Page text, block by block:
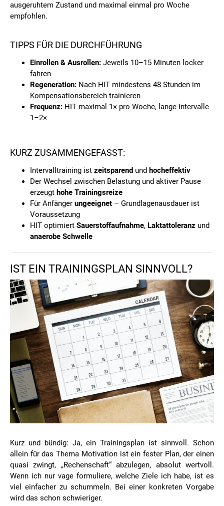
ausgeruhtem Zustand und maximal einmal pro Woche
empfohlen.
TIPPS FÜR DIE DURCHFÜHRUNG
Einrollen & Ausrollen: Jeweils 10–15 Minuten locker
fahren
Regeneration: Nach HIT mindestens 48 Stunden im
Kompensationsbereich trainieren
Frequenz: HIT maximal 1× pro Woche, lange Intervalle
1–2×
KURZ ZUSAMMENGEFASST:
Intervalltraining ist zeitsparend und hocheffektiv
Der Wechsel zwischen Belastung und aktiver Pause
erzeugt hohe Trainingsreize
Für Anfänger ungeeignet – Grundlagenausdauer ist
Voraussetzung
HIT optimiert Sauerstoffaufnahme, Laktattoleranz und
anaerobe Schwelle
IST EIN TRAININGSPLAN SINNVOLL?
Kurz und bündig: Ja, ein Trainingsplan ist sinnvoll. Schon
allein für das Thema Motivation ist ein fester Plan, der einen
quasi zwingt, „Rechenschaft“ abzulegen, absolut wertvoll.
Wenn ich nur vage formuliere, welche Ziele ich habe, ist es
viel einfacher zu schummeln. Bei einer konkreten Vorgabe
wird das schon schwieriger.